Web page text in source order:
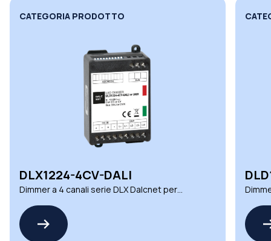
CATEGORIA PRODOTTO
DLX1224-4CV-DALI
Dimmer a 4 canali serie DLX Dalcnet per